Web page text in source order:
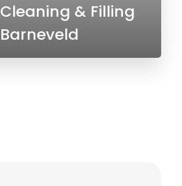
Cleaning & Filling
Barneveld